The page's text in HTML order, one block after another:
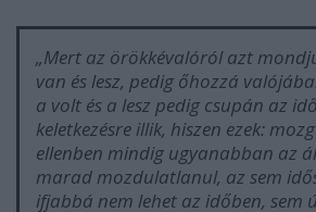
„Mert az örökkévalóról azt
van és lesz, pedig őhozzá
a volt és a lesz pedig csupán az
keletkezésre illik, hiszen ezek:
ellenben mindig ugyanabban az
marad mozdulatlanul, az sem
ifjabbá nem lehet az időben, sem